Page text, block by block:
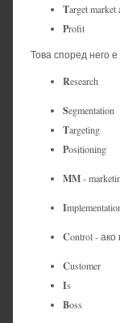
Target market
Profit
Това според него
Research
Segmentation
Targeting
Positioning
MM-
I
Control -
Customer
Is
Boss